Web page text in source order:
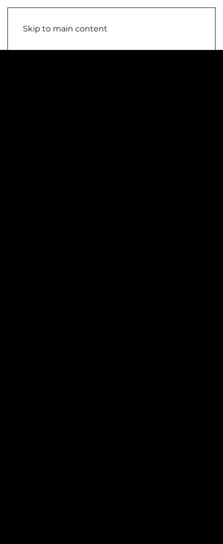
Skip to main content